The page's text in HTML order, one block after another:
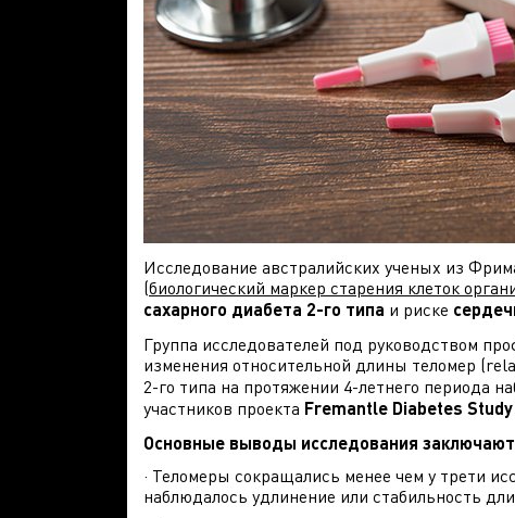
Исследование австралийских ученых из
(биологический маркер старения клеток
сахарного диабета 2-го типа и риске
Группа исследователей под руководством
изменения относительной длины теломер
2-го типа на протяжении 4-летнего периода
участников проекта Fremantle Diabetes Study
Основные выводы исследования
· Теломеры сокращались менее чем у трети
наблюдалось удлинение или стабильность